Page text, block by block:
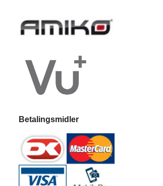
Betalingsmidler